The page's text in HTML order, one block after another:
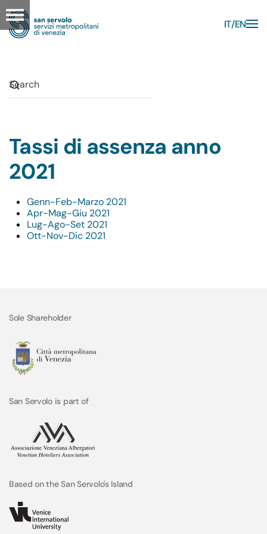
Skip to main content
IT EN
Tassi di assenza anno
2021
Genn-Feb-Marzo 2021
Apr-Mag-Giu 2021
Lug-Ago-Set 2021
Ott-Nov-Dic 2021
Sole Shareholder
San Servolo is part of
Based on the San Servolo's Island